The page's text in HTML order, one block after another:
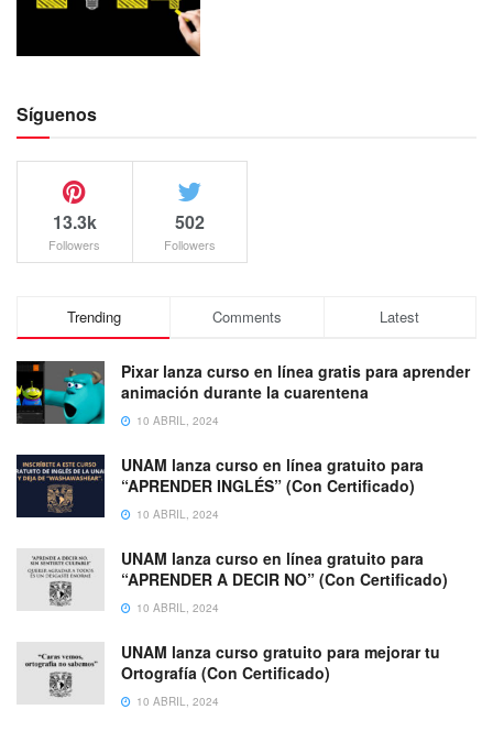
Síguenos
13.3k
Followers
502
Followers
Trending Comments Latest
Pixar lanza curso en línea gratis para aprender
animación durante la cuarentena
10 ABRIL, 2024
UNAM lanza curso en línea gratuito para
“APRENDER INGLÉS” (Con Certificado)
10 ABRIL, 2024
UNAM lanza curso en línea gratuito para
“APRENDER A DECIR NO” (Con Certificado)
10 ABRIL, 2024
UNAM lanza curso gratuito para mejorar tu
Ortografía (Con Certificado)
10 ABRIL, 2024